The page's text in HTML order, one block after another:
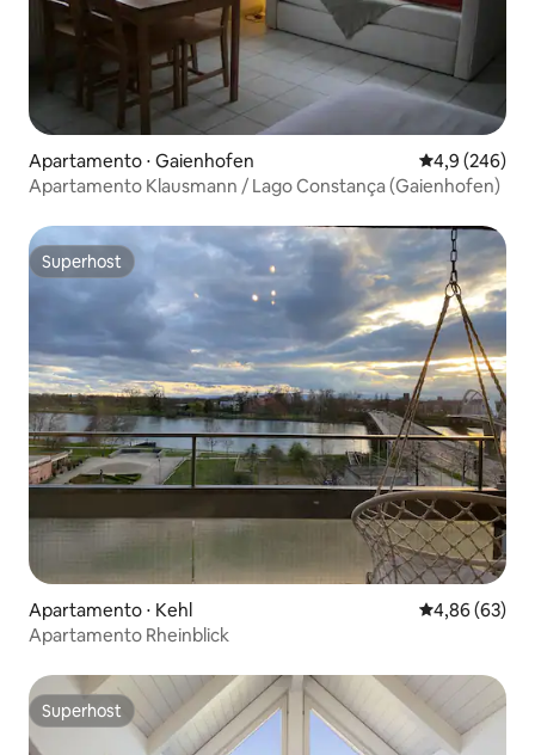
Apartamento ⋅ Gaienhofen 4,9 de uma
4,9 (246)
Apartamento Klausmann / Lago Constança (Gaienhofen)
Superhost
Superhost
Apartamento ⋅ Kehl 4,86 de uma
4,86 (63)
Apartamento Rheinblick
Superhost
Superhost